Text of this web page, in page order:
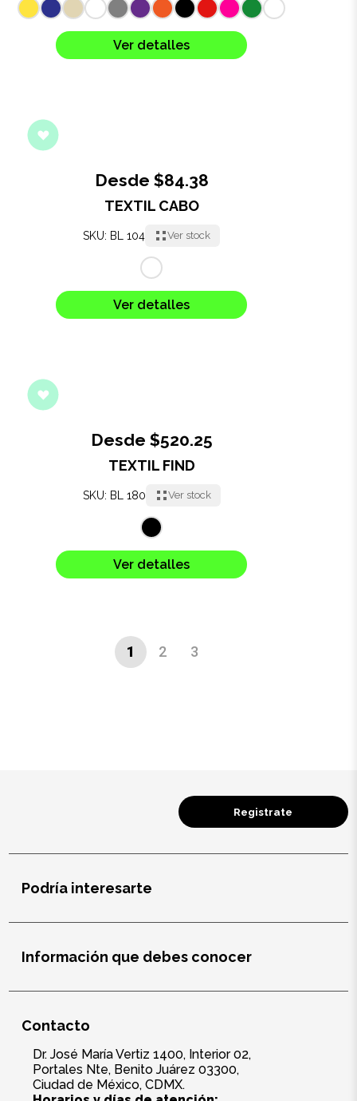
Ver detalles
Desde $84.38
TEXTIL CABO
SKU: BL 104 Ver stock
Ver detalles
Desde $520.25
TEXTIL FIND
SKU: BL 180 Ver stock
Ver detalles
1 2 3
Registrate
Podría interesarte
Información que debes conocer
Contacto
Dr. José María Vertiz 1400, Interior 02,
Portales Nte, Benito Juárez 03300,
Ciudad de México, CDMX.